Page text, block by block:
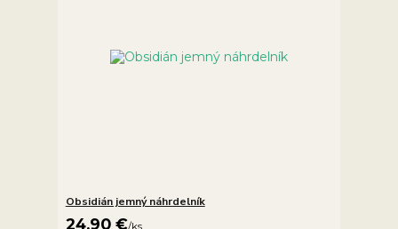
Obsidián jemný náhrdelník
24,90 €/ks